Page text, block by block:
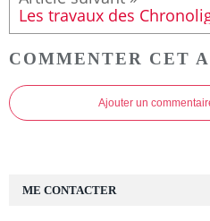
COMMENTER CET
Ajouter un
ME CONTACTER